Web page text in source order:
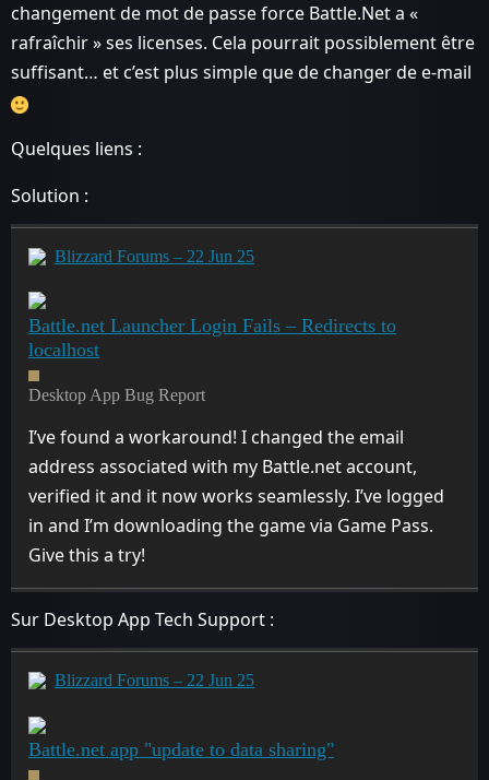
changement de mot de passe force Battle.Net a «
rafraîchir » ses licenses. Cela pourrait possiblement être
suffisant… et c’est plus simple que de changer de e-mail
Quelques liens :
Solution :
Blizzard Forums – 22 Jun 25
Battle.net Launcher Login Fails – Redirects to
localhost
Desktop App Bug Report
I’ve found a workaround! I changed the email
address associated with my Battle.net account,
verified it and it now works seamlessly. I’ve logged
in and I’m downloading the game via Game Pass.
Give this a try!
Sur Desktop App Tech Support :
Blizzard Forums – 22 Jun 25
Battle.net app "update to data sharing"